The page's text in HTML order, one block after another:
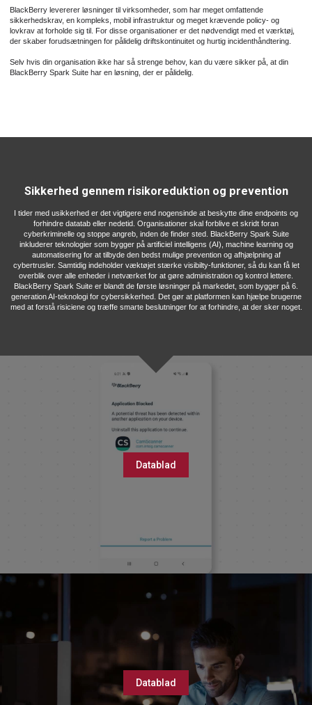
BlackBerry levererer løsninger til virksomheder, som har meget omfattende
sikkerhedskrav, en kompleks, mobil infrastruktur og meget krævende policy- og
lovkrav at forholde sig til. For disse organisationer er det nødvendigt med et værktøj,
der skaber forudsætningen for pålidelig driftskontinuitet og hurtig incidenthåndtering.
Selv hvis din organisation ikke har så strenge behov, kan du være sikker på, at din
BlackBerry Spark Suite har en løsning, der er pålidelig.
Sikkerhed gennem risikoreduktion og prevention
I tider med usikkerhed er det vigtigere end nogensinde at beskytte dine endpoints og
forhindre datatab eller nedetid. Organisationer skal forblive et skridt foran
cyberkriminelle og stoppe angreb, inden de finder sted. BlackBerry Spark Suite
inkluderer teknologier som bygger på artificiel intelligens (AI), machine learning og
automatisering for at tilbyde den bedst mulige prevention og afhjælpning af
cybertrusler. Samtidig indeholder væktøjet stærke visibilty-funktioner, så du kan få let
overblik over alle enheder i netværket for at gøre administration og kontrol lettere.
BlackBerry Spark Suite er blandt de første løsninger på markedet, som bygger på 6.
generation AI-teknologi for cybersikkerhed. Det gør at platformen kan hjælpe brugerne
med at forstå risiciene og træffe smarte beslutninger for at forhindre, at der sker noget.
Datablad
Datablad